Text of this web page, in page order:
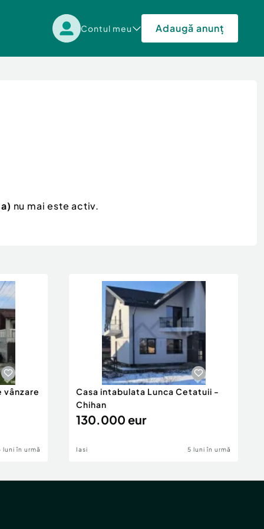
Contul meu Adaugă anunț
nu mai este activ.
vânzare
luni în urmă
Casa intabulata Lunca Cetatuii -
Chihan
130.000 eur
Iasi 5 luni în urmă